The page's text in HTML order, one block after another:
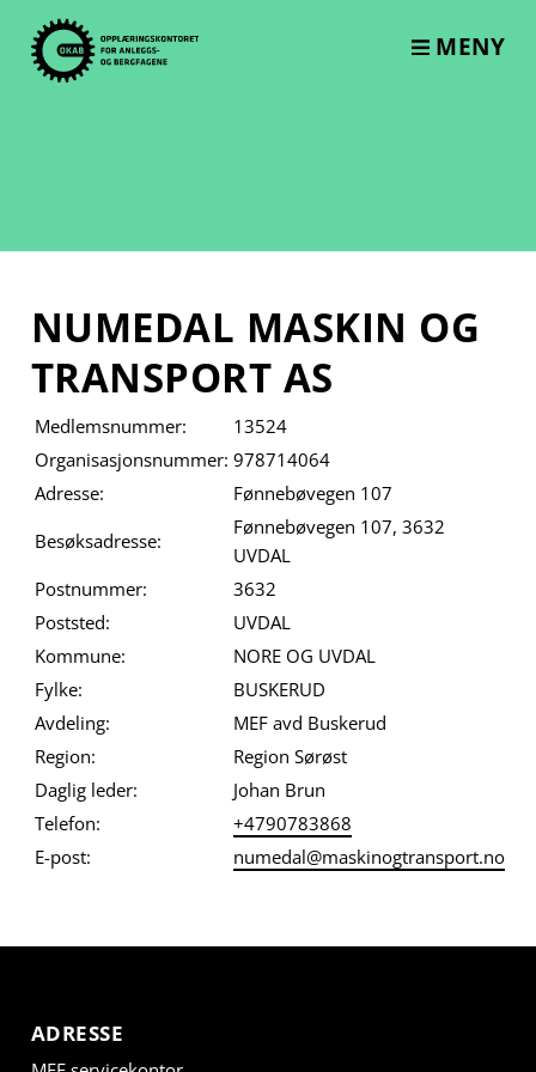
content
MENY
NUMEDAL MASKIN OG
TRANSPORT AS
Medlemsnummer:
13524
Organisasjonsnummer: 978714064
Adresse:
Fønnebøvegen 107
Besøksadresse:
Fønnebøvegen 107, 3632
UVDAL
Postnummer:
3632
Poststed:
UVDAL
Kommune:
NORE OG UVDAL
Fylke:
BUSKERUD
Avdeling:
MEF avd Buskerud
Region:
Region Sørøst
Daglig leder:
Johan Brun
Telefon:
+4790783868
E-post:
numedal@maskinogtransport.no
ADRESSE